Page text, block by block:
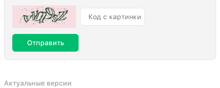
Отправить
Актуальные версии